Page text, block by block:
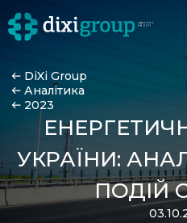
DiXi Group
Аналітика
2023
УКРАЇНИ:
ПОДІЙ